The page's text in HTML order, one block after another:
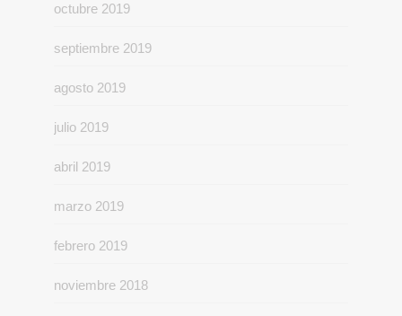
octubre 2019
septiembre 2019
agosto 2019
julio 2019
abril 2019
marzo 2019
febrero 2019
noviembre 2018